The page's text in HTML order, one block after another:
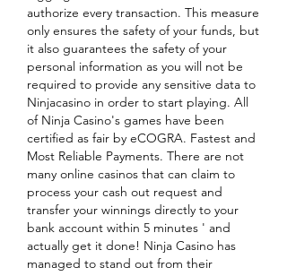
authorize every transaction. This measure
only ensures the safety of your funds, but
it also guarantees the safety of your
personal information as you will not be
required to provide any sensitive data to
Ninjacasino in order to start playing. All
of Ninja Casino's games have been
certified as fair by eCOGRA. Fastest and
Most Reliable Payments. There are not
many online casinos that can claim to
process your cash out request and
transfer your winnings directly to your
bank account within 5 minutes ' and
actually get it done! Ninja Casino has
managed to stand out from their